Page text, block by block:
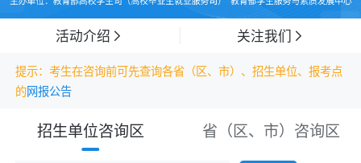
活动介绍 关注我们
提示：考生在咨询前可先查询各省（区、市）、招生单位、报考点
的网报公告
招生单位咨询区 省（区、市）咨询区